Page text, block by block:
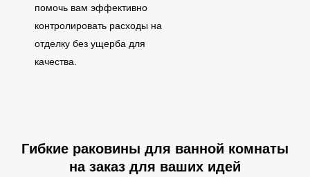
помочь вам эффективно
контролировать расходы на
отделку без ущерба для
качества.
Гибкие раковины для ванной комнаты
на заказ для ваших идей